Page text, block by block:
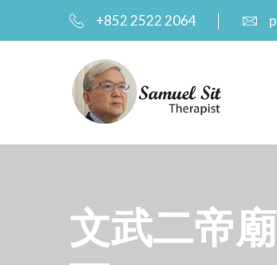
+852 2522 2064
文武二帝